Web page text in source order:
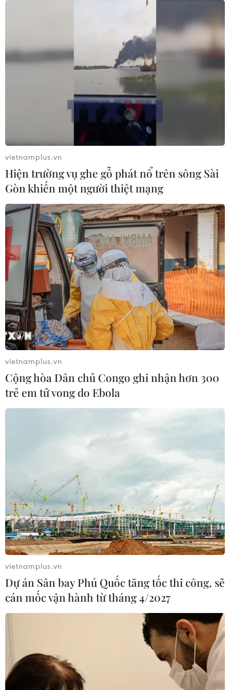
ngành Toán để có thể tận dụng thế mạnh của
bản thân cũng như nền tảng kiến thức Hưng đã
tích lũy từ nhiều năm nay./.
Kỳ tích đặc biệt thú vị của
đội tuyển Olympic Toán
quốc tế 2023
Không chỉ mang về hai tấm huy
chương vàng Olympic Toán học
quốc tế, Phạm Việt Hưng và
Nguyễn An Thịnh còn lập những
kỳ tích đặc biệt thú vị.
(TTXVN/Vietnam+)
#Gương mặt trẻ tiêu biểu 2023
#Phạm Việt Hưng
#Thành tích
Theo dõi VietnamPlus
TIN LIÊN QUAN
vietnamplus.vn
Hiện trường vụ ghe gỗ phát nổ trên sông Sài
Gòn khiến một người thiệt mạng
vietnamplus.vn
Cộng hòa Dân chủ Congo ghi nhận hơn 300
trẻ em tử vong do Ebola
vietnamplus.vn
Dự án Sân bay Phú Quốc tăng tốc thi công, sẽ
cán mốc vận hành từ tháng 4/2027